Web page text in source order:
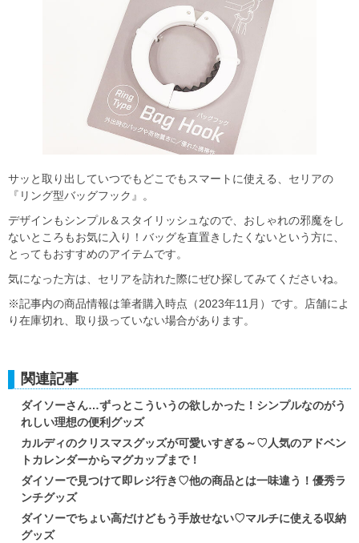
サッと取り出していつでもどこでもスマートに使える、セリアの
『リング型バッグフック』。
デザインもシンプル＆スタイリッシュなので、おしゃれの邪魔をし
ないところもお気に入り！バッグを直置きしたくないという方に、
とってもおすすめのアイテムです。
気になった方は、セリアを訪れた際にぜひ探してみてくださいね。
※記事内の商品情報は筆者購入時点（2023年11月）です。店舗によ
り在庫切れ、取り扱っていない場合があります。
関連記事
ダイソーさん…ずっとこういうの欲しかった！シンプルなのがう
れしい理想の便利グッズ
カルディのクリスマスグッズが可愛いすぎる～♡人気のアドベン
トカレンダーからマグカップまで！
ダイソーで見つけて即レジ行き♡他の商品とは一味違う！優秀ラ
ンチグッズ
ダイソーでちょい高だけどもう手放せない♡マルチに使える収納
グッズ